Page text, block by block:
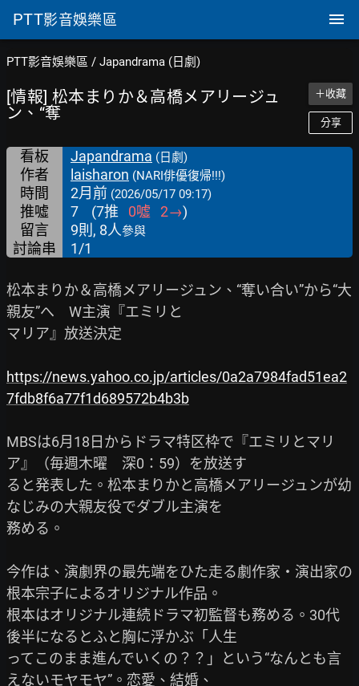
PTT影音娛樂區
PTT影音娛樂區 / Japandrama (日劇)
[情報] 松本まりか＆高橋メアリージュ
ン、“奪
＋收藏
分享
看板 Japandrama (日劇)
作者 laisharon (NARI俳優復帰!!!)
時間 2月前 (2026/05/17 09:17)
推噓 7 (7推 0噓 2→)
留言
9則, 8人參與
討論串 1/1
松本まりか＆高橋メアリージュン、“奪い合い”から“大
親友”へ　W主演『エミリと
マリア』放送決定
https://news.yahoo.co.jp/articles/0a2a7984fad51ea2
7fdb8f6a77f1d689572b4b3b
MBSは6月18日からドラマ特区枠で『エミリとマリ
ア』（毎週木曜　深0：59）を放送す
ると発表した。松本まりかと高橋メアリージュンが幼
なじみの大親友役でダブル主演を
務める。
今作は、演劇界の最先端をひた走る劇作家・演出家の
根本宗子によるオリジナル作品。
根本はオリジナル連続ドラマ初監督も務める。30代
後半になるとふと胸に浮かぶ「人生
ってこのまま進んでいくの？？」という“なんとも言
えないモヤモヤ”。恋愛、結婚、